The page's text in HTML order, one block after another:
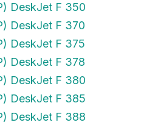
DeskJet F 350
DeskJet F 370
DeskJet F 375
DeskJet F 378
DeskJet F 380
DeskJet F 385
DeskJet F 388